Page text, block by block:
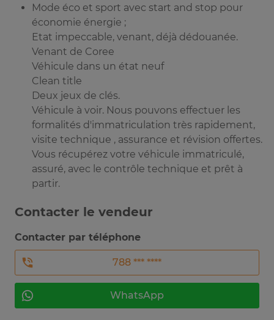
Mode éco et sport avec start and stop pour
économie énergie ;
Etat impeccable, venant, déjà dédouanée.
Venant de Coree
Véhicule dans un état neuf
Clean title
Deux jeux de clés.
Véhicule à voir. Nous pouvons effectuer les
formalités d'immatriculation très rapidement,
visite technique , assurance et révision offertes.
Vous récupérez votre véhicule immatriculé,
assuré, avec le contrôle technique et prêt à
partir.
Contacter le vendeur
Contacter par téléphone
788 *** ****
WhatsApp